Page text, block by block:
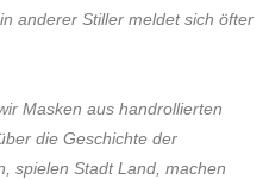
anderer Stiller meldet sich öfter
Masken aus handrollierten
die Geschichte der
spielen Stadt Land, machen